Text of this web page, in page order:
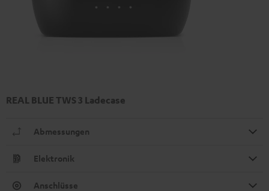
REAL BLUE TWS 3 Ladecase
Abmessungen
Elektronik
Anschlüsse